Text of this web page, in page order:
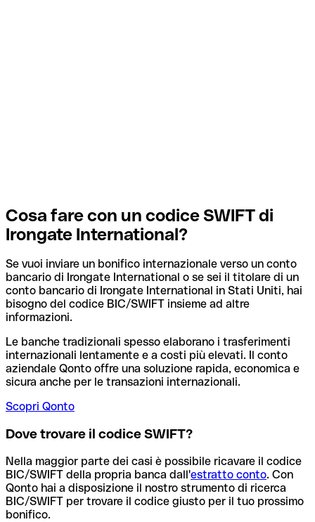
Cosa fare con un codice SWIFT di
Irongate International?
Se vuoi inviare un bonifico internazionale verso un conto
bancario di Irongate International o se sei il titolare di un
conto bancario di Irongate International in Stati Uniti, hai
bisogno del codice BIC/SWIFT insieme ad altre
informazioni.
Le banche tradizionali spesso elaborano i trasferimenti
internazionali lentamente e a costi più elevati. Il conto
aziendale Qonto offre una soluzione rapida, economica e
sicura anche per le transazioni internazionali.
Scopri Qonto
Dove trovare il codice SWIFT?
Nella maggior parte dei casi è possibile ricavare il codice
BIC/SWIFT della propria banca dall'estratto conto. Con
Qonto hai a disposizione il nostro strumento di ricerca
BIC/SWIFT per trovare il codice giusto per il tuo prossimo
bonifico.